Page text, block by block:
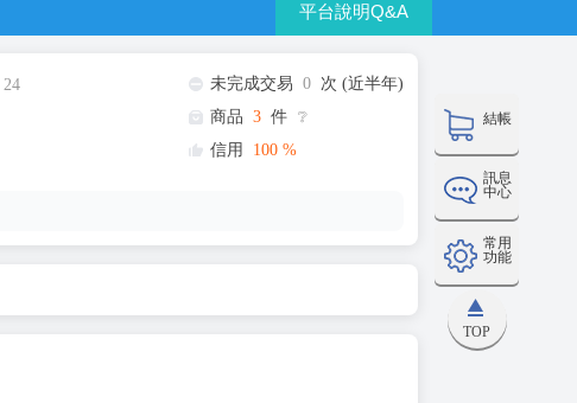
平台說明Q&A
結帳
訊息
中心
常用
功能
TOP
24 未完成交易 0 次 (近半年)
商品 3 件 ❔
信用
100 %